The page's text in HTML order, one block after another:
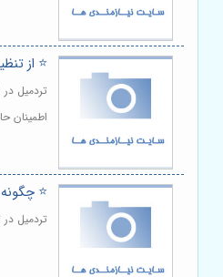
⭐️ از
تردمیل
اطمینان
⭐️
تردمیل